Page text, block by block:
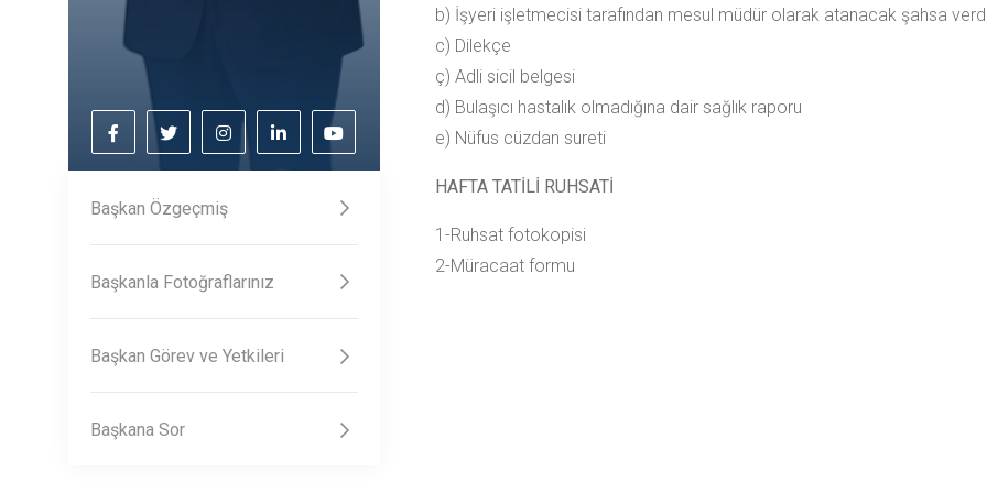
Başkan Özgeçmiş
Başkanla Fotoğraflarınız
Başkan Görev ve Yetkileri
Başkana Sor
b) İşyeri işletmecisi tarafından mesul müdür olarak atanacak şahsa
c) Dilekçe
ç) Adli sicil belgesi
d) Bulaşıcı hastalık olmadığına dair sağlık raporu
e) Nüfus cüzdan sureti
HAFTA TATİLİ RUHSATİ
1-Ruhsat fotokopisi
2-Müracaat formu